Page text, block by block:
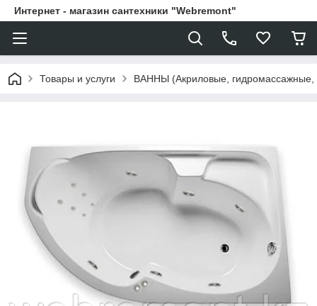
Интернет - магазин сантехники "Webremont"
Товары и услуги ВАННЫ (Акриловые,